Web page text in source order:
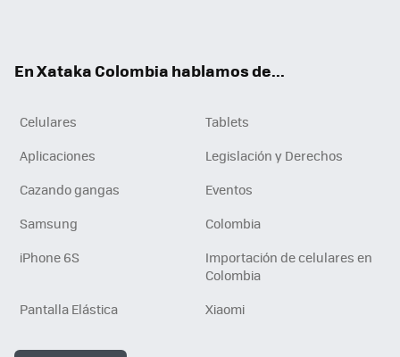
En Xataka Colombia hablamos de...
Celulares
Tablets
Aplicaciones
Legislación y Derechos
Cazando gangas
Eventos
Samsung
Colombia
iPhone 6S
Importación de celulares en
Colombia
Pantalla Elástica
Xiaomi